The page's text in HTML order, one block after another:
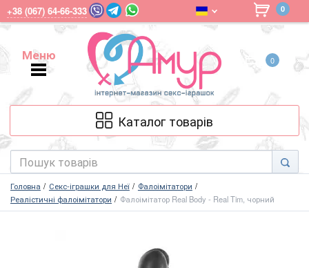
+38 (067) 64-66-333 0
Меню
Меню
0
Каталог товарів
Головна Секс-іграшки для Неї
Фалоімітатори
Реалістичні фалоімітатори
Фалоімітатор Real Body - Real Tim, чорний